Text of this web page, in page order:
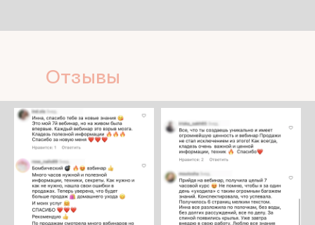
Отзывы